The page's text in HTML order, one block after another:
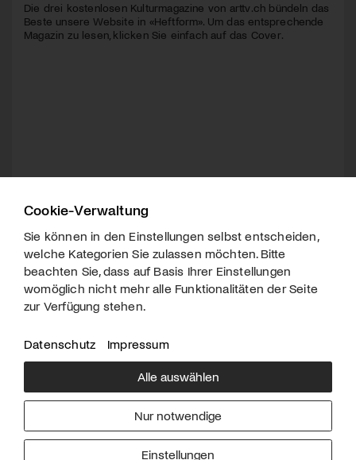
Die drei kostenlosen Kulturmagazine von arttv.ch bündeln das
Beste unsere Website in «Heftform». Um das entsprechende
Magazin zu lesen, klicken Sie einfach auf das Cover.
Über uns
Downloads
Werben
Impressum
Cookie-Verwaltung
Sie können in den Einstellungen selbst entscheiden,
welche Kategorien Sie zulassen möchten. Bitte
beachten Sie, dass auf Basis Ihrer Einstellungen
womöglich nicht mehr alle Funktionalitäten der Seite
zur Verfügung stehen.
Datenschutz Impressum
Alle auswählen
Nur notwendige
Einstellungen